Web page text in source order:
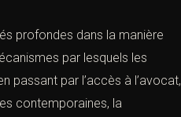
profondes dans la manière
par lesquels les
passant par l’accès à l’avocat,
contemporaines, la